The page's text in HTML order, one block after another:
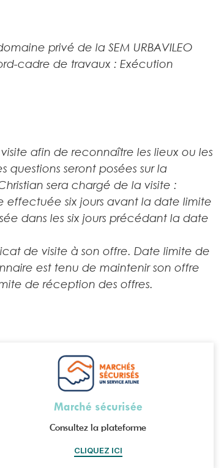
privé de la SEM URBAVILEO
cadre de travaux : Exécution
afin de reconnaître les lieux ou les
questions seront posées sur la
sera chargé de la visite :
effectuée six jours avant la date limite
dans les six jours précédant la date
de visite à son offre. Date limite de
est tenu de maintenir son offre
de réception des offres.
Marché sécurisée
Consultez la plateforme
CLIQUEZ ICI